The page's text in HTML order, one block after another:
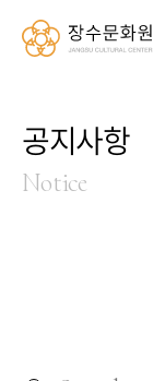
공지사항
Notice